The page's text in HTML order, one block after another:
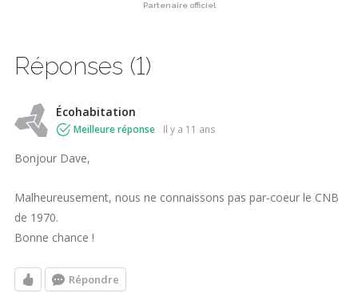
Partenaire officiel
Réponses (1)
Écohabitation
Meilleure réponse il y a 11 ans
Bonjour Dave,
Malheureusement, nous ne connaissons pas par-coeur le CNB
de 1970.
Bonne chance !
Répondre